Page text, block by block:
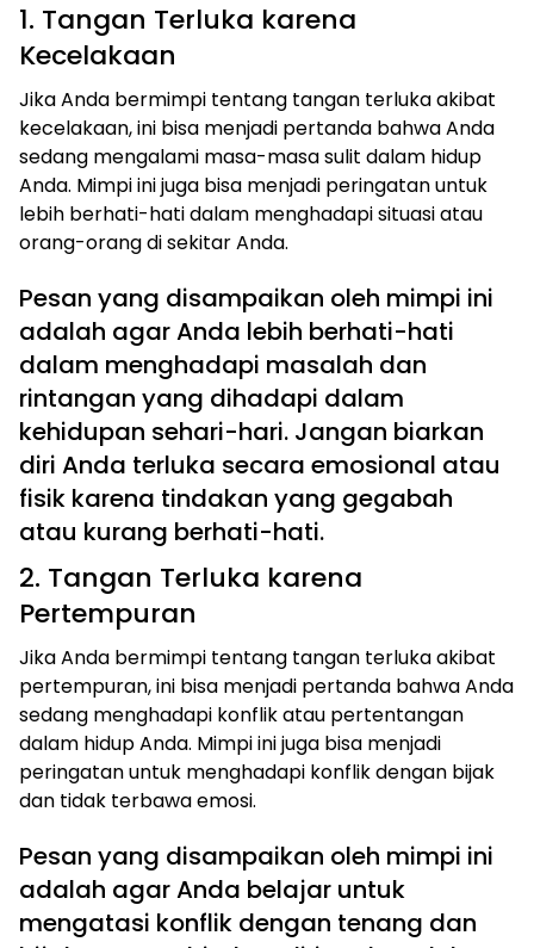
1. Tangan Terluka karena
Kecelakaan
Jika Anda bermimpi tentang tangan terluka akibat
kecelakaan, ini bisa menjadi pertanda bahwa Anda
sedang mengalami masa-masa sulit dalam hidup
Anda. Mimpi ini juga bisa menjadi peringatan untuk
lebih berhati-hati dalam menghadapi situasi atau
orang-orang di sekitar Anda.
Pesan yang disampaikan oleh mimpi ini
adalah agar Anda lebih berhati-hati
dalam menghadapi masalah dan
rintangan yang dihadapi dalam
kehidupan sehari-hari. Jangan biarkan
diri Anda terluka secara emosional atau
fisik karena tindakan yang gegabah
atau kurang berhati-hati.
2. Tangan Terluka karena
Pertempuran
Jika Anda bermimpi tentang tangan terluka akibat
pertempuran, ini bisa menjadi pertanda bahwa Anda
sedang menghadapi konflik atau pertentangan
dalam hidup Anda. Mimpi ini juga bisa menjadi
peringatan untuk menghadapi konflik dengan bijak
dan tidak terbawa emosi.
Pesan yang disampaikan oleh mimpi ini
adalah agar Anda belajar untuk
mengatasi konflik dengan tenang dan